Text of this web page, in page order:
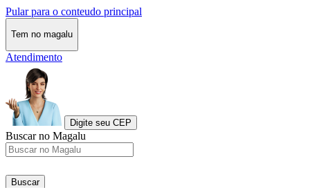
Pular para o conteudo principal
Tem no magalu
Atendimento
Digite seu CEP
Buscar no Magalu
Buscar